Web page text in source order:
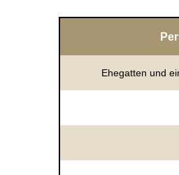
Ehegatten und